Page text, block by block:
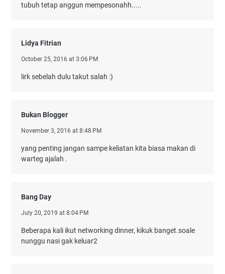
tubuh tetap anggun mempesonahh.....
Lidya Fitrian
October 25, 2016 at 3:06 PM
lirk sebelah dulu takut salah :)
Bukan Blogger
November 3, 2016 at 8:48 PM
yang penting jangan sampe keliatan kita biasa makan di
warteg ajalah .
Bang Day
July 20, 2019 at 8:04 PM
Beberapa kali ikut networking dinner, kikuk banget.soale
nunggu nasi gak keluar2